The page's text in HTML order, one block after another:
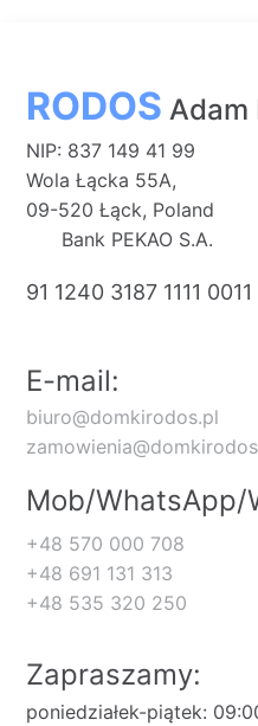
RODOS Adam
NIP: 837 149 41 99
Wola Łącka 55A,
09-520
Bank PEKAO S.A.
91 1240 3187 1111
E-mail:
biuro@domkirodos.pl
Mob/WhatsApp/
+48 570 000 708
+48 691 131 313
+48 535 320 250
Zapraszamy:
poniedziałek-piątek: